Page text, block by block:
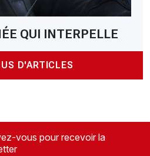
QUI INTERPELLE
D'ARTICLES
vous pour recevoir la